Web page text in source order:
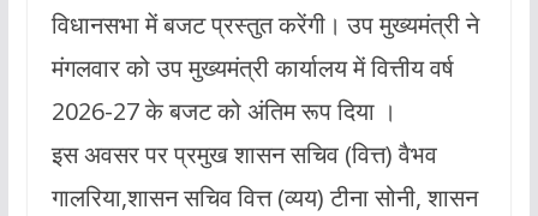
विधानसभा में बजट प्रस्तुत करेंगी। उप मुख्यमंत्री ने
मंगलवार को उप मुख्यमंत्री कार्यालय में वित्तीय वर्ष
2026-27 के बजट को अंतिम रूप दिया ।
इस अवसर पर प्रमुख शासन सचिव (वित्त) वैभव
गालरिया,शासन सचिव वित्त (व्यय) टीना सोनी, शासन